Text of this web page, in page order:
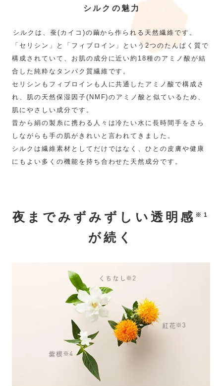
シルクの魅力
シルクは、蚕(カイコ)の繭から作られる天然繊維です。
「セリシン」と「フィブロイン」という2つのたんぱく質で
構成されていて、お肌の成分に近い約18種のアミノ酸が結
合した純粋なタンパク質繊維です。
セリシンもフィブロインも人に共通したアミノ酸で構成さ
れ、肌の天然保湿因子(NMF)のアミノ酸と似ているため、
肌にやさしい成分です。
昔から絹の製糸に携わる人々は冷たい水に長時間手をさら
しながらも手の肌がきれいと言われてきました。
シルクは繊維素材としてだけではなく、ひとの皮膚や健康
にもよい多くの機能を持ち合わせた天然成分です。
夜までみずみずしい透明感 ※1
が続く